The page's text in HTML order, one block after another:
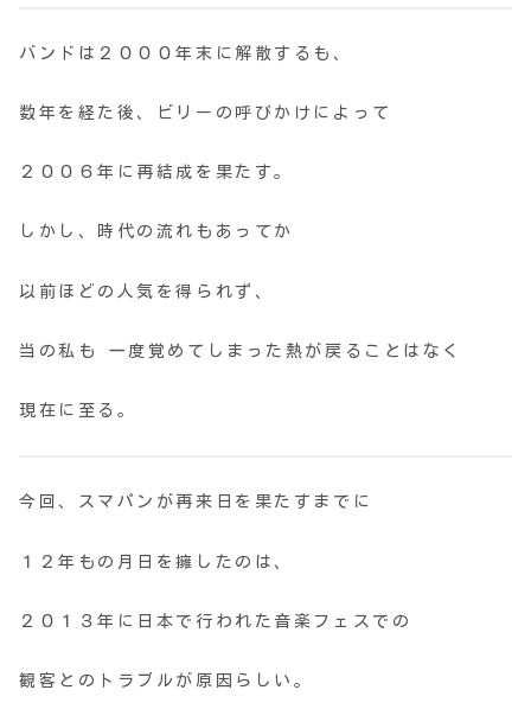
バンドは２０００年末に解散するも、
数年を経た後、ビリーの呼びかけによって
２００６年に再結成を果たす。
しかし、時代の流れもあってか
以前ほどの人気を得られず、
当の私も 一度覚めてしまった熱が戻ることはなく
現在に至る。
今回、スマパンが再来日を果たすまでに
１２年もの月日を擁したのは、
２０１３年に日本で行われた音楽フェスでの
観客とのトラブルが原因らしい。